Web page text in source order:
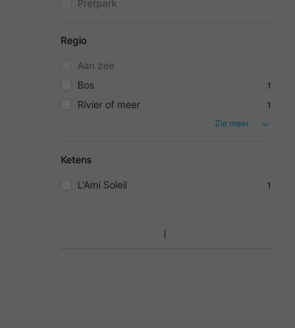
Pretpark
Regio
Aan zee
Bos
1
Rivier of meer
1
Zie meer
Ketens
L'Ami Soleil 1